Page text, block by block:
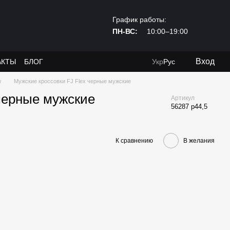
График работы:
ПН-ВС:
10:00–19:00
БЛОГ УкрРус Вход
Мужские кроссовки FJ Flex черные мужские
мужские Артикул
56287 р44,5
К сравнению В желания